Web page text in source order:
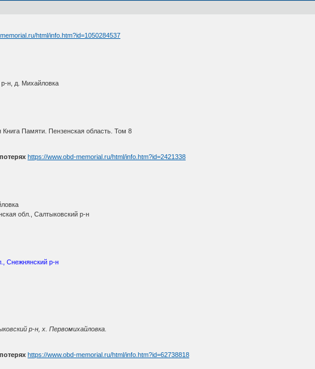
html/info.htm?id=1050284537
н, д. Михайловка
Памяти. Пензенская область. Том 8
https://www.obd-memorial.ru/html/info.htm?id=2421338
обл., Салтыковский р-н
Снежнянский р-н
р-н, х. Первомихайловка.
https://www.obd-memorial.ru/html/info.htm?id=62738818